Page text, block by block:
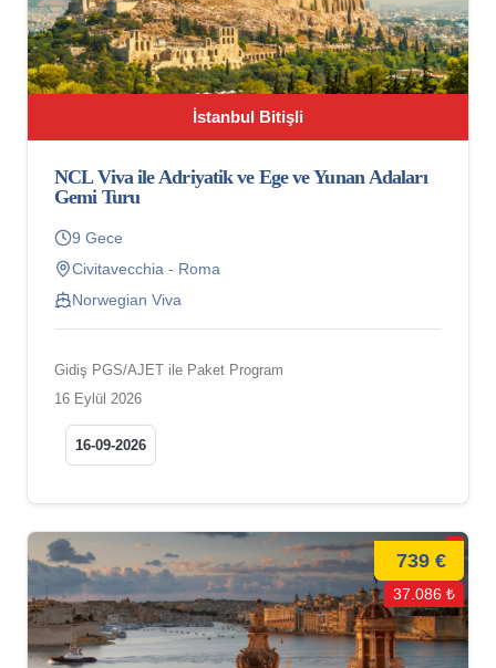
İstanbul Bitişli
NCL Viva ile Adriyatik ve Ege ve Yunan Adaları
Gemi Turu
9 Gece
Civitavecchia - Roma
Norwegian Viva
Gidiş PGS/AJET ile Paket Program
16 Eylül 2026
16-09-2026
739 €
37.086 ₺